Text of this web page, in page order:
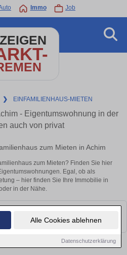
Alle Cookies ablehnen
Datenschutzerklärung
Immo Job
❯ EINFAMILIENHAUS-MIETEN
- Eigentumswohnung in der
auch von privat
zum Mieten in Achim
zum Mieten? Finden Sie hier
Egal, ob als
– hier finden Sie Ihre Immobilie in
in der Nähe.
Objekte finden. Schauen Sie